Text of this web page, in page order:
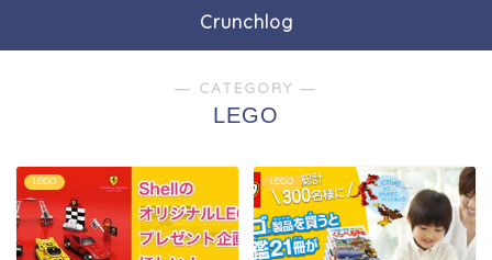
Crunchlog
― CATEGORY ―
LEGO
LEGO LEGO